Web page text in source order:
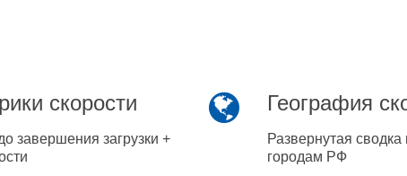
скорости
завершения загрузки +
География
Развернутая
городам РФ